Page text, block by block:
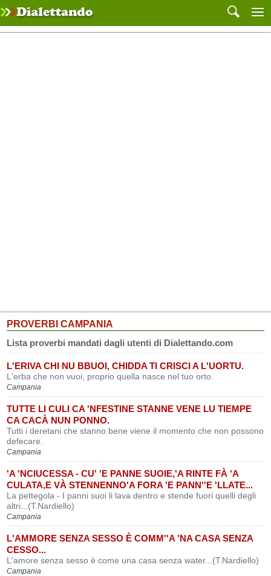
PROVERBI CAMPANIA
Lista proverbi mandati dagli utenti di Dialettando.com
L'ERIVA CHI NU BBUOI, CHIDDA TI CRISCI A L'UORTU.
L'erba che non vuoi, proprio quella nasce nel tuo orto.
Campania
TUTTE LI CULI CA 'NFESTINE STANNE VENE LU TIEMPE
CA CACÀ NUN PONNO.
Tutti i deretani che stanno bene viene il momento che non possono
defecare.
Campania
'A 'NCIUCESSA - CU' 'E PANNE SUOIE,'A RINTE FÀ 'A
CULATA,E VÀ STENNENNO'A FORA 'E PANN''E 'LLATE...
La pettegola - I panni suoi li lava dentro e stende fuori quelli degli
altri...(T.Nardiello)
Campania
L'AMMORE SENZA SESSO È COMM''A 'NA CASA SENZA
CESSO...
L'amore senza sesso è come una casa senza water...(T.Nardiello)
Campania